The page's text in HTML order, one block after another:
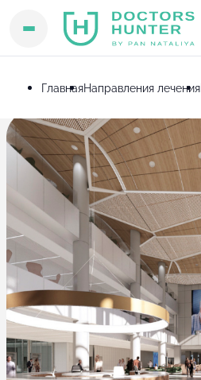
ГлавнаяНаправления лечения